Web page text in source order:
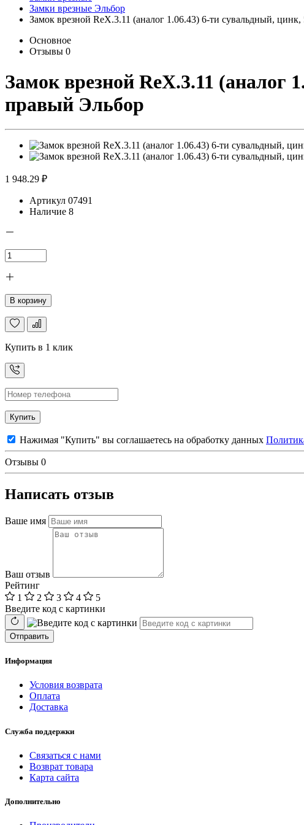
Замки врезные Эльбор
Замок врезной RеХ.3.11 (аналог 1.06.43) 6-ти сувальдный,
Основное
Отзывы 0
Замок врезной RеХ.3.11 (аналог
правый Эльбор
1 948.29 ₽
Артикул 07491
Наличие 8
В корзину
Купить в 1 клик
Купить
Нажимая "Купить" вы соглашаетесь на обработку данных
Отзывы 0
Написать отзыв
Ваше имя
Ваш отзыв
Рейтинг
1
2 3 4
5
Введите код с картинки
Отправить
Информация
Условия возврата
Оплата
Доставка
Служба поддержки
Связаться с нами
Возврат товара
Карта сайта
Дополнительно